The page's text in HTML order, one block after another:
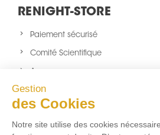
Gestion
des Cookies
Notre site utilise des cookies
RENIGHT-STORE
Paiement sécurisé
Comité Scientifique
A propos
Nouveaux produits
sitemap